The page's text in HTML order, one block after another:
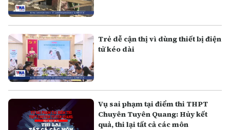
Trẻ dễ cận thị vì dùng thiết bị điện
tử kéo dài
Vụ sai phạm tại điểm thi THPT
Chuyên Tuyên Quang: Hủy kết
quả, thi lại tất cả các môn